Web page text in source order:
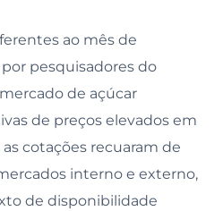
ao mês de
pesquisadores do
de açúcar
de preços elevados em
cotações recuaram de
interno e externo,
de disponibilidade